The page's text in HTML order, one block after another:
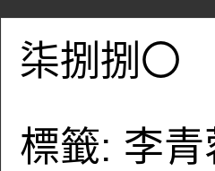
柒捌捌〇
標籤: 李青